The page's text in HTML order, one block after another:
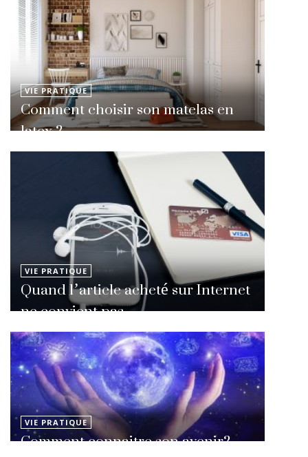
VIE PRATIQUE
Comment choisir son matelas en
latex ?
VIE PRATIQUE
Quand l’article acheté sur Internet
ne convient pas
VIE PRATIQUE
Comment connaitre son avenir?